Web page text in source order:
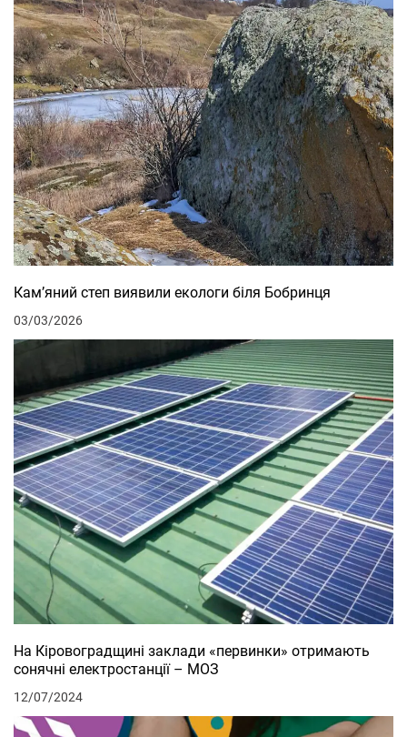
Кам’яний степ виявили екологи біля Бобринця
03/03/2026
На Кіровоградщині заклади «первинки» отримають
сонячні електростанції – МОЗ
12/07/2024